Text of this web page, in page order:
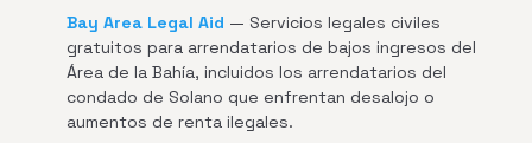
Bay Area Legal Aid — Servicios legales civiles
gratuitos para arrendatarios de bajos ingresos del
Área de la Bahía, incluidos los arrendatarios del
condado de Solano que enfrentan desalojo o
aumentos de renta ilegales.